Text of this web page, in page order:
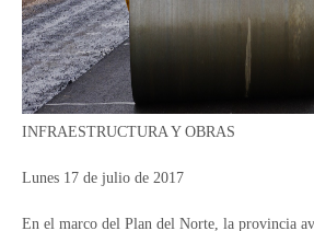
INFRAESTRUCTURA Y OBRAS
Lunes 17 de julio de 2017
En el marco del Plan del Norte, la provincia